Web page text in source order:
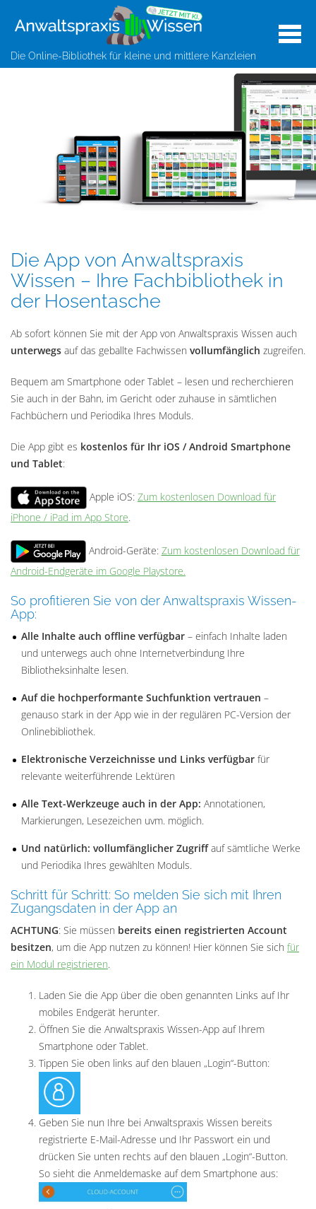
Die Online-Bibliothek für kleine und mittlere Kanzleien
Die App von Anwaltspraxis
Wissen – Ihre Fachbibliothek in
der Hosentasche
Ab sofort können Sie mit der App von Anwaltspraxis Wissen auch
unterwegs auf das geballte Fachwissen vollumfänglich zugreifen.
Bequem am Smartphone oder Tablet – lesen und recherchieren
Sie auch in der Bahn, im Gericht oder zuhause in sämtlichen
Fachbüchern und Periodika Ihres Moduls.
Die App gibt es kostenlos für Ihr iOS / Android Smartphone
und Tablet:
Apple iOS: Zum kostenlosen Download für
iPhone / iPad im App Store.
Android-Geräte: Zum kostenlosen Download für
Android-Endgeräte im Google Playstore.
So profitieren Sie von der Anwaltspraxis Wissen-
App:
Alle Inhalte auch offline verfügbar – einfach Inhalte laden
und unterwegs auch ohne Internetverbindung Ihre
Bibliotheksinhalte lesen.
Auf die hochperformante Suchfunktion vertrauen –
genauso stark in der App wie in der regulären PC-Version der
Onlinebibliothek.
Elektronische Verzeichnisse und Links verfügbar für
relevante weiterführende Lektüren
Alle Text-Werkzeuge auch in der App: Annotationen,
Markierungen, Lesezeichen uvm. möglich.
Und natürlich: vollumfänglicher Zugriffauf sämtliche Werke
und Periodika Ihres gewählten Moduls.
Schritt für Schritt: So melden Sie sich mit Ihren
Zugangsdaten in der App an
ACHTUNG: Sie müssen bereits einen registrierten Account
besitzen, um die App nutzen zu können! Hier können Sie sich für
ein Modul registrieren.
Laden Sie die App über die oben genannten Links auf Ihr
mobiles Endgerät herunter.
Öffnen Sie die Anwaltspraxis Wissen-App auf Ihrem
Smartphone oder Tablet.
Tippen Sie oben links auf den blauen „Login“-Button:
Geben Sie nun Ihre bei Anwaltspraxis Wissen bereits
registrierte E-Mail-Adresse und Ihr Passwort ein und
drücken Sie unten rechts auf den blauen „Login“-Button.
So sieht die Anmeldemaske auf dem Smartphone aus: